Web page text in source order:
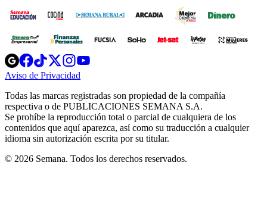
Opens
in
new
Opens
in
new
Opens
in
new
window
Opens
new
windowwindow
Aviso de Privacidad
new
window
Todas las marcas registradas son propiedad de la compañía
respectiva o de PUBLICACIONES SEMANA S.A.
Se prohíbe la reproducción total o parcial de cualquiera de los
contenidos que aquí aparezca, así como su traducción a cualquier
idioma sin autorización escrita por su titular.
© 2026 Semana. Todos los derechos reservados.